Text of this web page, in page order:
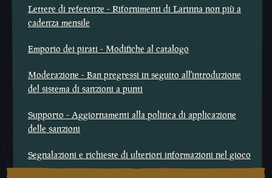
Lettere di referenze - Rifornimenti di Larinna non più a
cadenza mensile
Emporio dei pirati - Modifiche al catalogo
Moderazione - Ban pregressi in seguito all'introduzione
del sistema di sanzioni a punti
Supporto - Aggiornamenti alla politica di applicazione
delle sanzioni
Segnalazioni e richieste di ulteriori informazioni nel gioco